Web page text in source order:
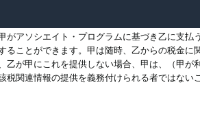
がアソシエイト・プログラムに基づき乙に支
ることができます。甲は随時、乙からの税金
乙が甲にこれを提供しない場合、甲は、（甲
税関連情報の提供を義務付けられる者ではな